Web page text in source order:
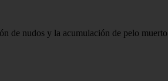
de nudos y la acumulación de pelo